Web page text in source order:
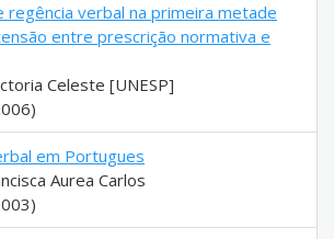
regência verbal na primeira metade
entre prescrição normativa e
Celeste [UNESP]
em Portugues
Aurea Carlos